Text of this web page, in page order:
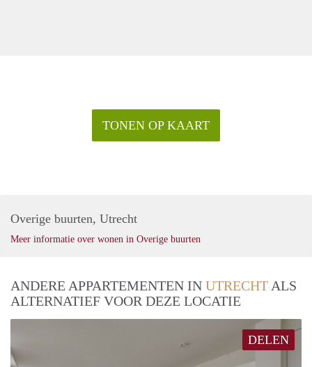
TONEN OP KAART
Overige buurten, Utrecht
Meer informatie over wonen in Overige buurten
ANDERE APPARTEMENTEN IN UTRECHT ALS
ALTERNATIEF VOOR DEZE LOCATIE
DELEN